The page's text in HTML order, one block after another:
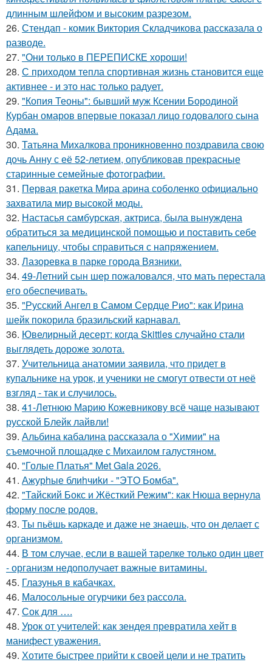
длинным шлейфом и высоким разрезом.
26. Стендап - комик Виктория Складчикова рассказала о
разводе.
27. "Они только в ПЕРЕПИСКЕ хороши!
28. С приходом тепла спортивная жизнь становится еще
активнее - и это нас только радует.
29. "Копия Теоны": бывший муж Ксении Бородиной
Курбан омаров впервые показал лицо годовалого сына
Адама.
30. Татьяна Михалкова проникновенно поздравила свою
дочь Анну с её 52-летием, опубликовав прекрасные
старинные семейные фотографии.
31. Первая ракетка Мира арина соболенко официально
захватила мир высокой моды.
32. Настасья самбурская, актриса, была вынуждена
обратиться за медицинской помощью и поставить себе
капельницу, чтобы справиться с напряжением.
33. Лазоревка в парке города Вязники.
34. 49-Летний сын шер пожаловался, что мать перестала
его обеспечивать.
35. "Русский Ангел в Самом Сердце Рио": как Ирина
шейк покорила бразильский карнавал.
36. Ювелирный десерт: когда Skittles случайно стали
выглядеть дороже золота.
37. Учительница анатомии заявила, что придет в
купальнике на урок, и ученики не смогут отвести от неё
взгляд - так и случилось.
38. 41-Летнюю Марию Кожевникову всё чаще называют
русской Блейк лайвли!
39. Альбина кабалина рассказала о "Химии" на
съемочной площадке с Михаилом галустяном.
40. "Голые Платья" Met Gala 2026.
41. Ажурhые блиhчиkи - "ЭТO Бомба".
42. "Тайский Бокс и Жёсткий Режим": как Нюша вернула
форму после родов.
43. Ты пьёшь каркаде и даже не знаешь, что он делает с
организмом.
44. В том случае, если в вашей тарелке только один цвет
- организм недополучает важные витамины.
45. Глазунья в кабачках.
46. Малосольные огурчики без рассола.
47. Сок для ….
48. Урок от учителей: как зендея превратила хейт в
манифест уважения.
49. Хотите быстрее прийти к своей цели и не тратить